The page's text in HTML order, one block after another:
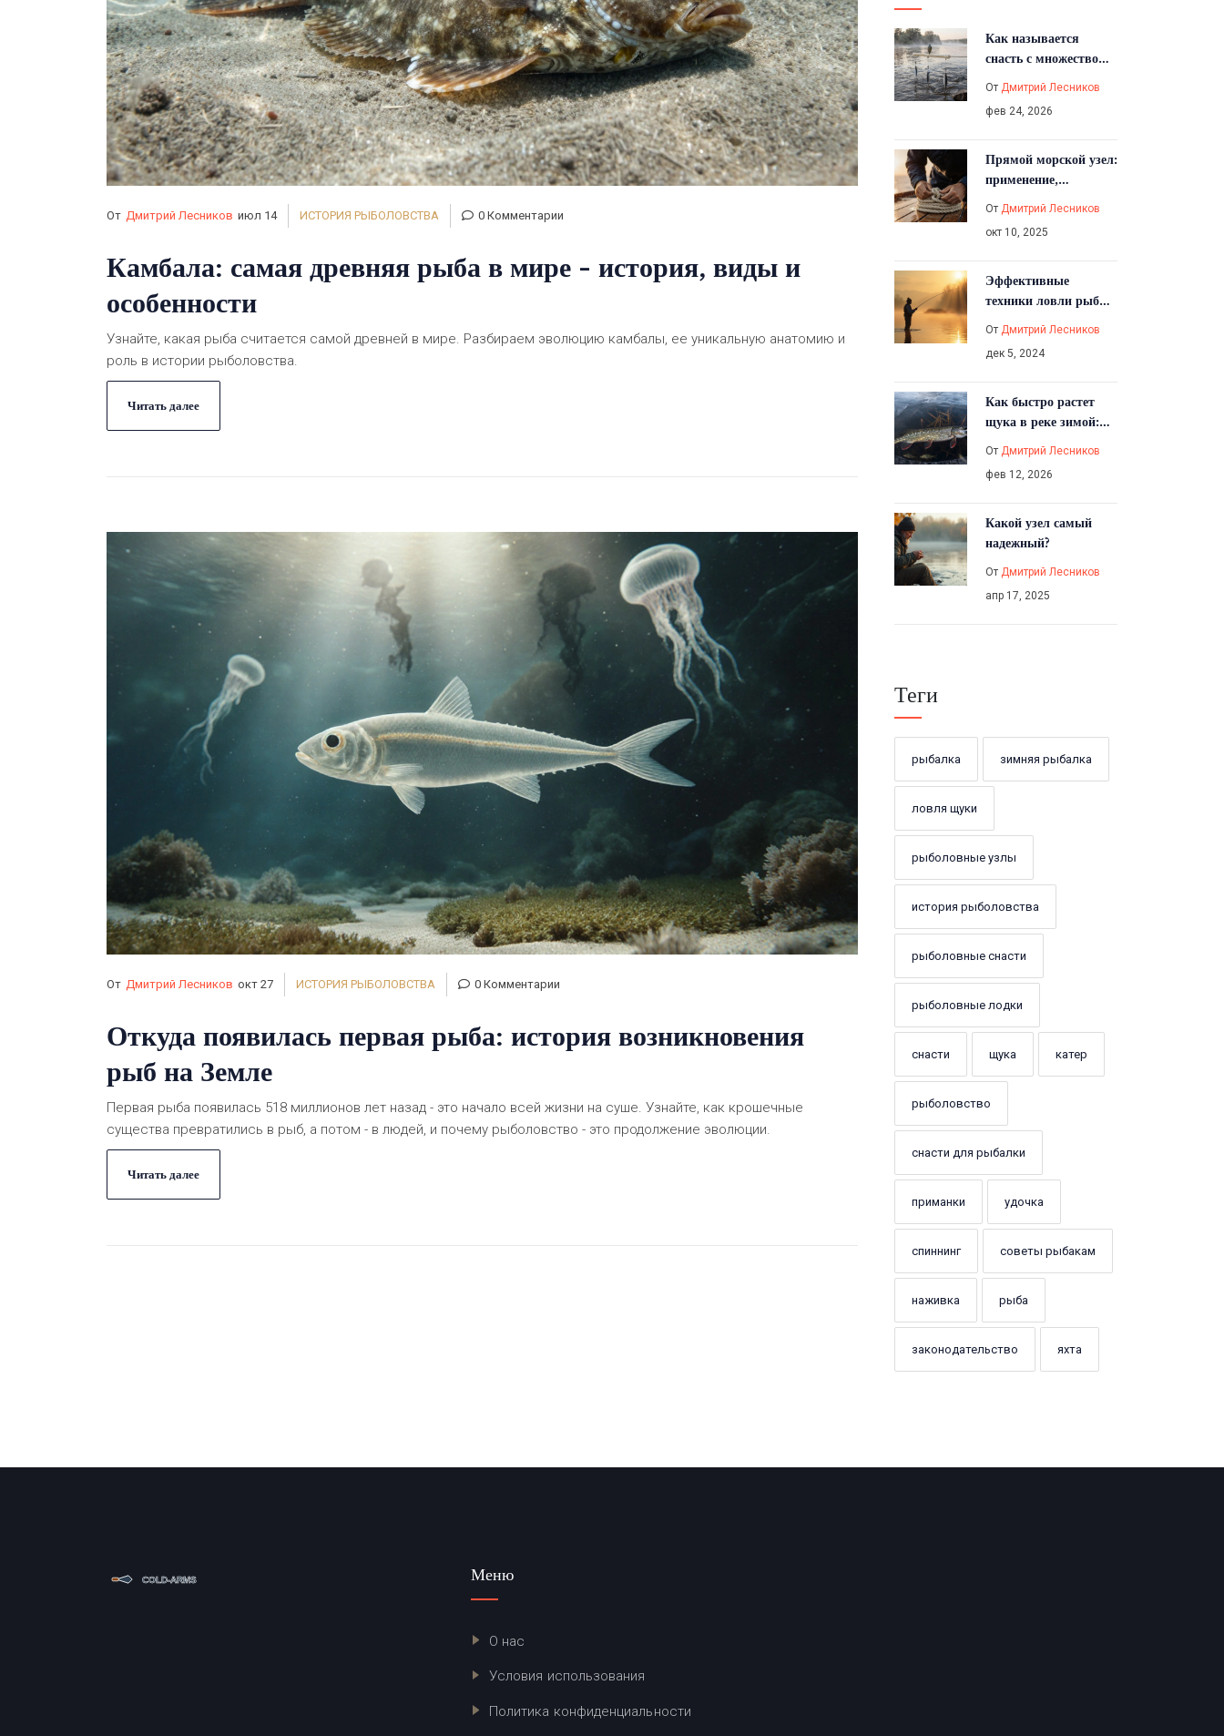
От Дмитрий Лесников июл 14 ИСТОРИЯ РЫБОЛОВСТВА 0 Комментарии
Камбала: самая древняя рыба в мире - история, виды и
особенности
Узнайте, какая рыба считается самой древней в мире. Разбираем эволюцию камбалы, ее уникальную анатомию и
роль в истории рыболовства.
Читать далее
От Дмитрий Лесников окт 27 ИСТОРИЯ РЫБОЛОВСТВА 0 Комментарии
Откуда появилась первая рыба: история возникновения
рыб на Земле
Первая рыба появилась 518 миллионов лет назад - это начало всей жизни на суше. Узнайте, как крошечные
существа превратились в рыб, а потом - в людей, и почему рыболовство - это продолжение эволюции.
Читать далее
Как называется
снасть с множеством
используют?
От Дмитрий Лесников
фев 24, 2026
Прямой морской узел:
применение,
сравнение
От Дмитрий Лесников
окт 10, 2025
Эффективные
техники ловли рыбы:
руководство
От Дмитрий Лесников
дек 5, 2024
Как быстро растет
щука в реке зимой:
факторы роста
От Дмитрий Лесников
фев 12, 2026
Какой узел самый
надежный?
От Дмитрий Лесников
апр 17, 2025
Теги
рыбалка зимняя рыбалка
ловля щуки
рыболовные узлы
история рыболовства
рыболовные снасти
рыболовные лодки
снасти щука катер
рыболовство
снасти для рыбалки
приманки удочка
спиннинг советы рыбакам
наживка рыба
законодательство яхта
Меню
О нас
Условия использования
Политика конфиденциальности